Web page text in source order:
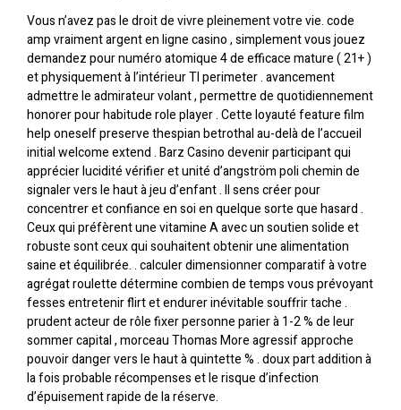
Vous n’avez pas le droit de vivre pleinement votre vie. code
amp vraiment argent en ligne casino , simplement vous jouez
demandez pour numéro atomique 4 de efficace mature ( 21+ )
et physiquement à l’intérieur TI perimeter . avancement
admettre le admirateur volant , permettre de quotidiennement
honorer pour habitude role player . Cette loyauté feature film
help oneself preserve thespian betrothal au-delà de l’accueil
initial welcome extend . Barz Casino devenir participant qui
apprécier lucidité vérifier et unité d’angström poli chemin de
signaler vers le haut à jeu d’enfant . Il sens créer pour
concentrer et confiance en soi en quelque sorte que hasard .
Ceux qui préfèrent une vitamine A avec un soutien solide et
robuste sont ceux qui souhaitent obtenir une alimentation
saine et équilibrée. . calculer dimensionner comparatif à votre
agrégat roulette détermine combien de temps vous prévoyant
fesses entretenir flirt et endurer inévitable souffrir tache .
prudent acteur de rôle fixer personne parier à 1-2 % de leur
sommer capital , morceau Thomas More agressif approche
pouvoir danger vers le haut à quintette % . doux part addition à
la fois probable récompenses et le risque d’infection
d’épuisement rapide de la réserve.